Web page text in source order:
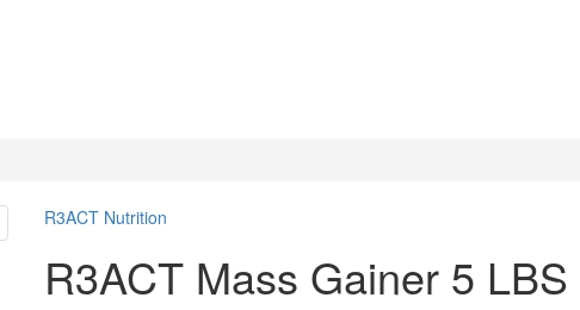
R3ACT Nutrition
R3ACT Mass Gainer 5 LBS